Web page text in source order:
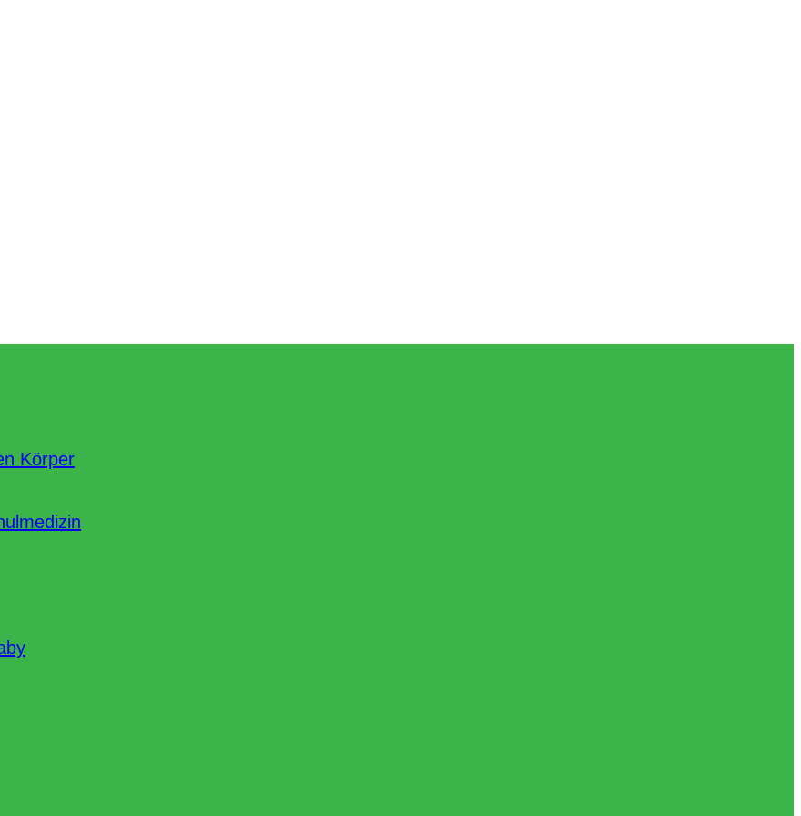
Körper